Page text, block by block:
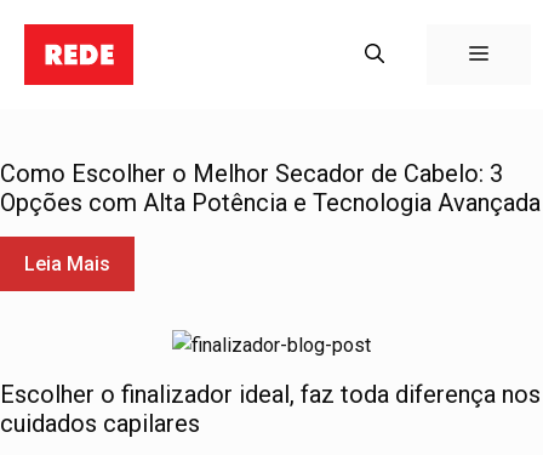
Menu
Como Escolher o Melhor Secador de Cabelo: 3
Opções com Alta Potência e Tecnologia Avançada
Leia Mais
Escolher o finalizador ideal, faz toda diferença nos
cuidados capilares